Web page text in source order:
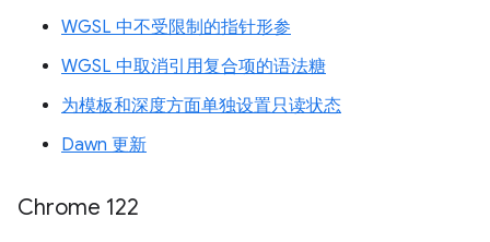
WGSL 中不受限制的指针形参
WGSL 中取消引用复合项的语法糖
为模板和深度方面单独设置只读状态
Dawn 更新
Chrome 122